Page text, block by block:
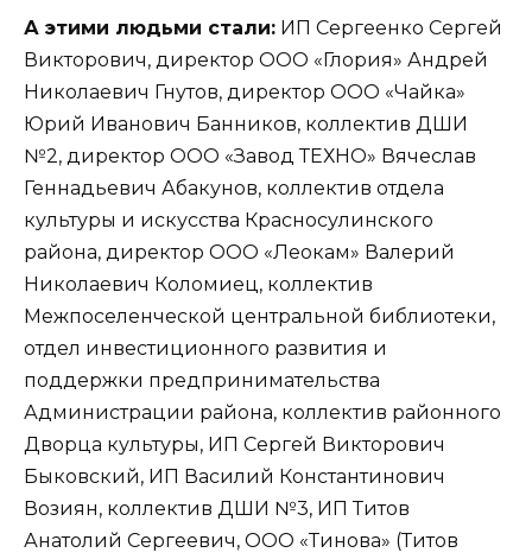
А этими людьми стали: ИП Сергеенко Сергей
Викторович, директор ООО «Глория» Андрей
Николаевич Гнутов, директор ООО «Чайка»
Юрий Иванович Банников, коллектив ДШИ
№2, директор ООО «Завод ТЕХНО» Вячеслав
Геннадьевич Абакунов, коллектив отдела
культуры и искусства Красносулинского
района, директор ООО «Леокам» Валерий
Николаевич Коломиец, коллектив
Межпоселенческой центральной библиотеки,
отдел инвестиционного развития и
поддержки предпринимательства
Администрации района, коллектив районного
Дворца культуры, ИП Сергей Викторович
Быковский, ИП Василий Константинович
Возиян, коллектив ДШИ №3, ИП Титов
Анатолий Сергеевич, ООО «Тинова» (Титов